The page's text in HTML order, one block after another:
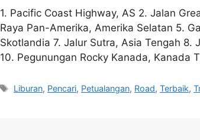
1. Pacific Coast Highway, AS 2. Jalan
Raya Pan-Amerika, Amerika Selatan 5.
Skotlandia 7. Jalur Sutra, Asia Tengah 8.
10. Pegunungan Rocky Kanada, Kanada
Tags
Liburan, Pencari, Petualangan, Road,Terbaik,